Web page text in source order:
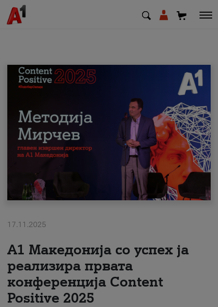
МК EN
Приватни Деловни
Поддршка
Надополни кредит
#ПодобарОнлајн
17.11.2025
А1 Македонија со успех ја
реализира првата
конференција Content
Positive 2025